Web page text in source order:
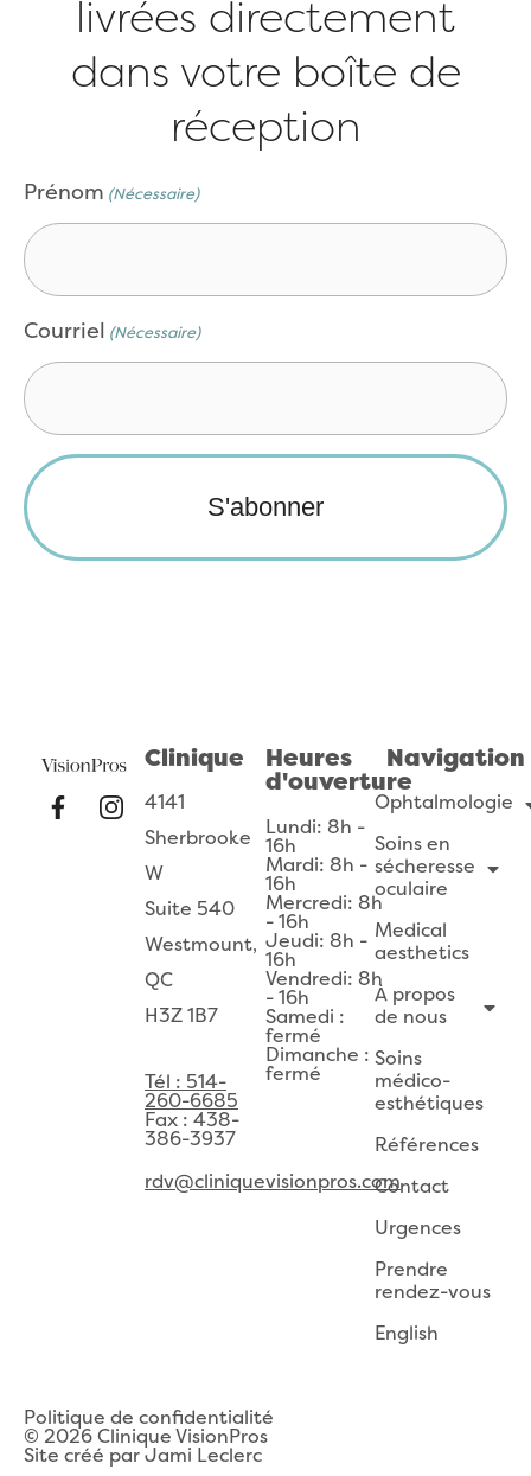
livrées directement
dans votre boîte de
réception
Prénom (Nécessaire)
Courriel (Nécessaire)
Clinique
4141
Sherbrooke
W
Suite 540
Westmount,
QC
H3Z 1B7
Tél : 514-
260-6685
Fax : 438-
386-3937
rdv@cliniquevisionpros.com
Heures
d'ouverture
Lundi: 8h -
16h
Mardi: 8h -
16h
Mercredi: 8h
- 16h
Jeudi: 8h -
16h
Vendredi: 8h
- 16h
Samedi :
fermé
Dimanche :
fermé
Navigation
Ophtalmologie
Soins en
sécheresse
oculaire
Medical
aesthetics
À propos
de nous
Soins
médico-
esthétiques
Références
Contact
Urgences
Prendre
rendez-vous
English
Politique de confidentialité
© 2026 Clinique VisionPros
Site créé par Jami Leclerc